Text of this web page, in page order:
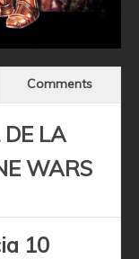
Comments
DE LA
WARS
10